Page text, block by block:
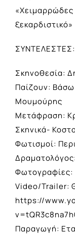
ΣΥΝΤΕΛΕΣΤΕΣ:
Σκηνοθεσία:
Παίζουν:
Μουμούρης
Μετάφραση:
Σκηνικά-
Φωτισμοί:
Φωτογραφίες:
Video/Trailer:
https://
Παραγωγή: